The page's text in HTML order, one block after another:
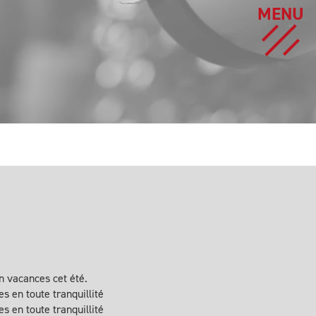
MENU
vacances cet été.
en toute tranquillité
en toute tranquillité